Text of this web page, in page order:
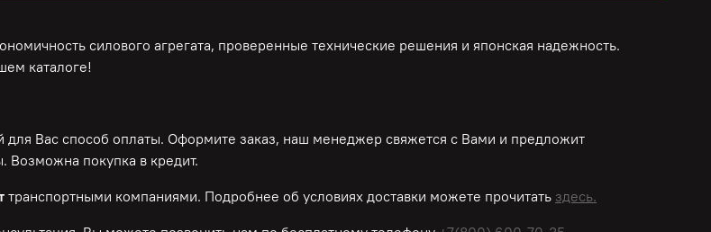
силового агрегата, проверенные технические решения ияпонская надежность.
каталоге!
Вас способ оплаты. Оформите заказ, наш менеджер свяжется с Вами и предложит
Возможна покупка в кредит.
транспортными компаниями. Подробнее об условиях доставки можете прочитать здесь.